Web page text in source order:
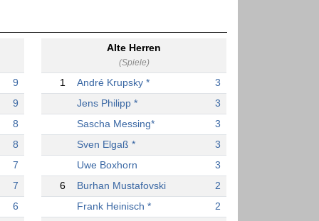
9
9
8
8
7
7
6
Alte Herren
(Spiele)
1 André Krupsky *
3
Jens Philipp *
3
Sascha Messing*
3
Sven Elgaß *
3
Uwe Boxhorn
3
6
Burhan Mustafovski
2
Frank Heinisch *
2